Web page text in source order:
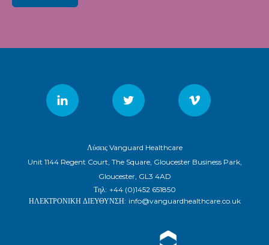
Λύσεις Vanguard Healthcare
Unit 1144 Regent Court, The Square, Gloucester Business Park,
Gloucester, GL3 4AD
Τηλ: +44 (0)1452 651850
ΗΛΕΚΤΡΟΝΙΚΗ ΔΙΕΥΘΥΝΣΗ: info@vanguardhealthcare.co.uk